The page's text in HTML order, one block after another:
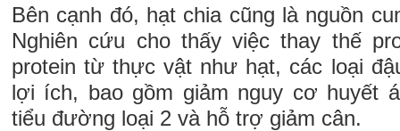
Bên cạnh đó, hạt chia cũng là nguồn
Nghiên cứu cho thấy việc thay thế
protein từ thực vật như hạt, các loại
lợi ích, bao gồm giảm nguy cơ huyết
tiểu đường loại 2 và hỗ trợ giảm cân.